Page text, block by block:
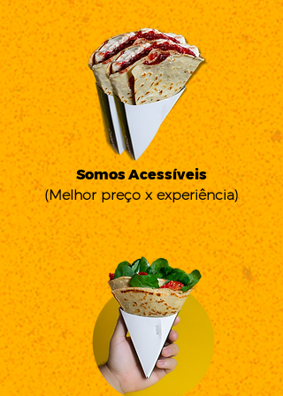
Somos Acessíveis
(Melhor preço x experiência)